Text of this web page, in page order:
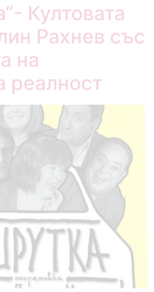
Култовата
Рахнев със
на
реалност